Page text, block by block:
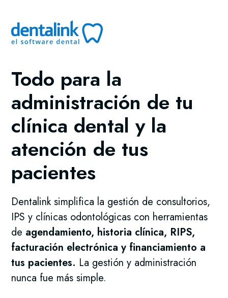
Todo para la
administración de tu
clínica dental y la
atención de tus
pacientes
Dentalink simplifica la gestión de consultorios,
IPS y clínicas odontológicas con herramientas
de agendamiento, historia clínica, RIPS,
facturación electrónica y financiamiento a
tus pacientes. La gestión y administración
nunca fue más simple.